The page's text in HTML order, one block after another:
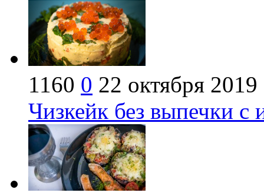
1160 0 22 октября 2019
Чизкейк без выпечки с